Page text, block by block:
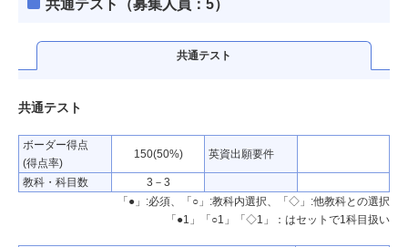
共通テスト（募集人員：5）
共通テスト
共通テスト
ボーダー得点
(得点率)
150(50%) 英資出願要件
教科・科目数
3－3
「●」:必須、「○」:教科内選択、「◇」:他教科との選択
「●1」「○1」「◇1」：はセットで1科目扱い